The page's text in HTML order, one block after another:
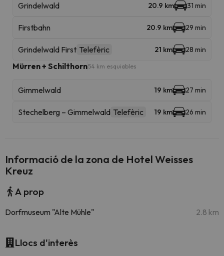
Grindelwald 20.9 km 31 min
Firstbahn 20.9 km 29 min
Grindelwald First Telefèric 21 km 28 min
Mürren + Schilthorn54 km esquiables
Gimmelwald 19 km 27 min
Stechelberg – Gimmelwald Telefèric 19 km 26 min
Informació de la zona de Hotel Weisses
Kreuz
A prop
Dorfmuseum "Alte Mühle" 2.8 km
Llocs d'interès